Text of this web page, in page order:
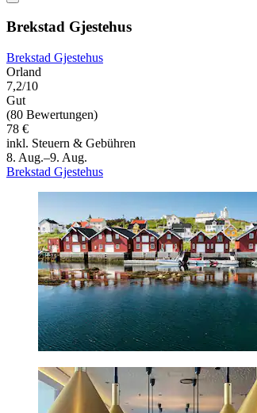
Brekstad Gjestehus
Brekstad Gjestehus
Orland
7,2/10
Gut
(80 Bewertungen)
78 €
inkl. Steuern & Gebühren
8. Aug.–9. Aug.
Brekstad Gjestehus